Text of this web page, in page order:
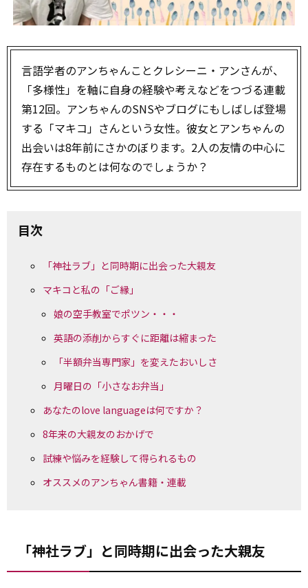
言語学者のアンちゃんことクレシーニ・アンさんが、
「多様性」を軸に自身の経験や考えなどをつづる連載
第12回。アンちゃんのSNSやブログにもしばしば登場
する「マキコ」さんという女性。彼女とアンちゃんの
出会いは8年前にさかのぼります。2人の友情の中心に
存在するものとは何なのでしょうか？
目次
「神社ラブ」と同時期に出会った大親友
マキコと私の「ご縁」
娘の空手教室でポツン・・・
英語の添削からすぐに距離は縮まった
「半額弁当専門家」を変えたおいしさ
月曜日の「小さなお弁当」
あなたのlove languageは何ですか？
8年来の大親友のおかげで
試練や悩みを経験して得られるもの
オススメのアンちゃん書籍・連載
「神社ラブ」と同時期に出会った大親友